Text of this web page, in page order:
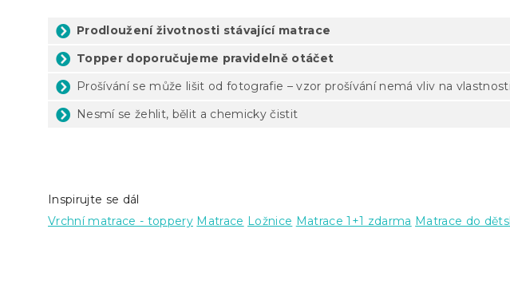
Prodloužení životnosti stávající matrace
Topper doporučujeme pravidelně otáčet
Prošívání se může lišit od fotografie – vzor prošívání nemá vliv na
Nesmí se žehlit, bělit a chemicky čistit
Inspirujte se dál
Vrchní matrace - toppery Matrace Ložnice Matrace 1+1 zdarma Matrace do